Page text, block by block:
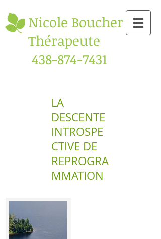
Nicole Boucher
Thérapeute
438-874-7431
LA
DESCENTE
INTROSPE
CTIVE DE
REPROGRA
MMATION